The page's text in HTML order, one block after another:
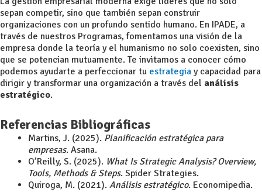
sepan competir, sino que también sepan construir
organizaciones con un profundo sentido humano. En IPADE, a
través de nuestros Programas, fomentamos una visión de la
empresa donde la teoría y el humanismo no solo coexisten, sino
que se potencian mutuamente. Te invitamos a conocer cómo
podemos ayudarte a perfeccionar tu estrategia y capacidad para
dirigir y transformar una organización a través del análisis
estratégico.
Referencias Bibliográficas
Martins, J. (2025). Planificación estratégica para
empresas. Asana.
O’Reilly, S. (2025). What Is Strategic Analysis? Overview,
Tools, Methods & Steps. Spider Strategies.
Quiroga, M. (2021). Análisis estratégico. Economipedia.